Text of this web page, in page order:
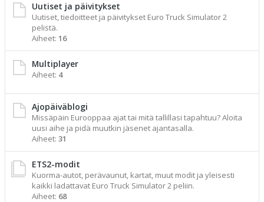
Uutiset ja päivitykset
Uutiset, tiedoitteet ja päivitykset Euro Truck Simulator 2
pelistä.
Aiheet: 16
Multiplayer
Aiheet: 4
Ajopäiväblogi
Missäpäin Eurooppaa ajat tai mitä tallillasi tapahtuu? Aloita
uusi aihe ja pidä muutkin jäsenet ajantasalla.
Aiheet: 31
ETS2-modit
Kuorma-autot, perävaunut, kartat, muut modit ja yleisesti
kaikki ladattavat Euro Truck Simulator 2 peliin.
Aiheet: 68